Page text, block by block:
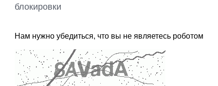
блокировки
Нам нужно убедиться, что вы не являетесь роботом